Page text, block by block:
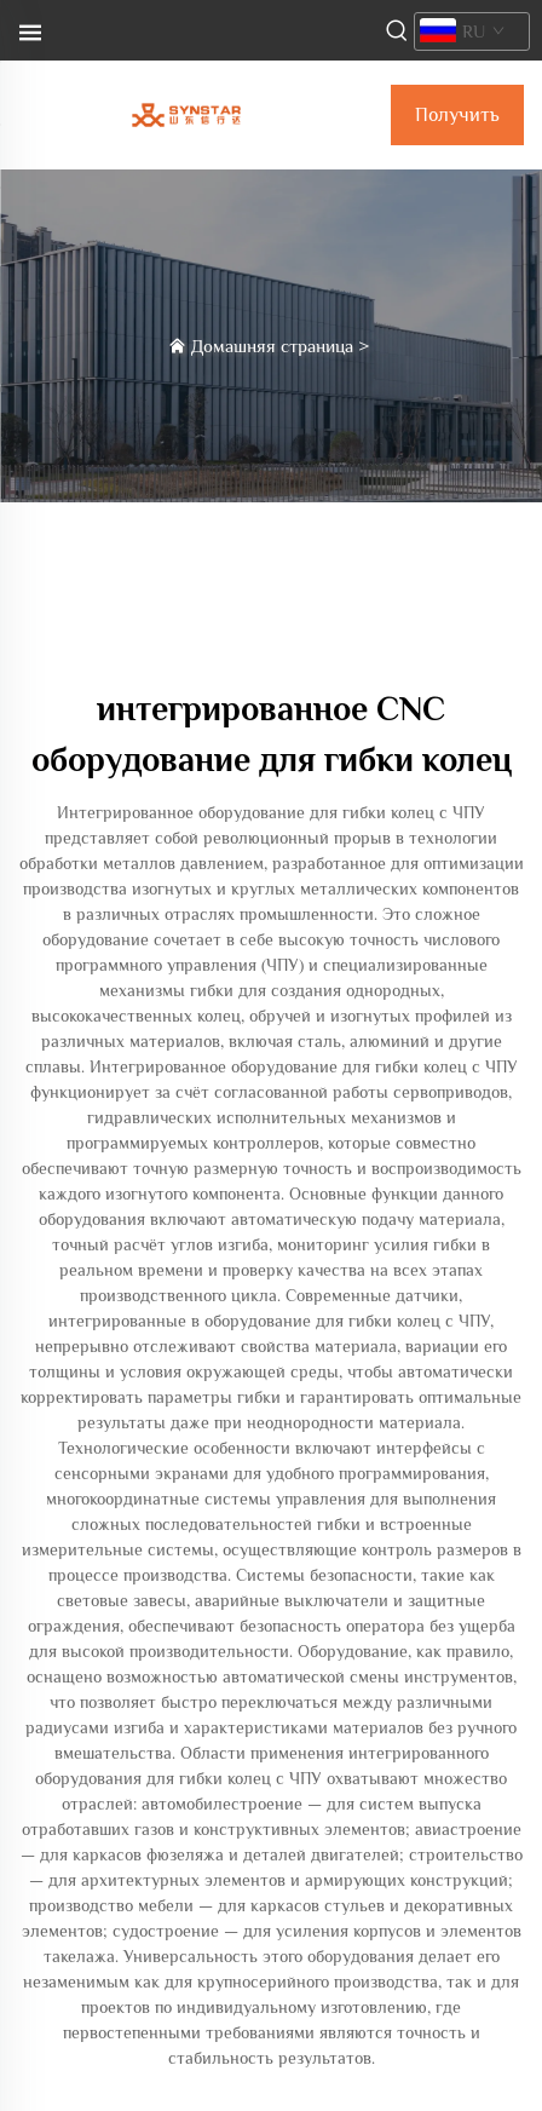
Получить
коммерческое
RU
Домашняя страница >
интегрированное CNC
оборудование для гибки колец
Интегрированное оборудование для гибки колец с ЧПУ
представляет собой революционный прорыв в технологии
обработки металлов давлением, разработанное для оптимизации
производства изогнутых и круглых металлических компонентов
в различных отраслях промышленности. Это сложное
оборудование сочетает в себе высокую точность числового
программного управления (ЧПУ) и специализированные
механизмы гибки для создания однородных,
высококачественных колец, обручей и изогнутых профилей из
различных материалов, включая сталь, алюминий и другие
сплавы. Интегрированное оборудование для гибки колец с ЧПУ
функционирует за счёт согласованной работы сервоприводов,
гидравлических исполнительных механизмов и
программируемых контроллеров, которые совместно
обеспечивают точную размерную точность и воспроизводимость
каждого изогнутого компонента. Основные функции данного
оборудования включают автоматическую подачу материала,
точный расчёт углов изгиба, мониторинг усилия гибки в
реальном времени и проверку качества на всех этапах
производственного цикла. Современные датчики,
интегрированные в оборудование для гибки колец с ЧПУ,
непрерывно отслеживают свойства материала, вариации его
толщины и условия окружающей среды, чтобы автоматически
корректировать параметры гибки и гарантировать оптимальные
результаты даже при неоднородности материала.
Технологические особенности включают интерфейсы с
сенсорными экранами для удобного программирования,
многокоординатные системы управления для выполнения
сложных последовательностей гибки и встроенные
измерительные системы, осуществляющие контроль размеров в
процессе производства. Системы безопасности, такие как
световые завесы, аварийные выключатели и защитные
ограждения, обеспечивают безопасность оператора без ущерба
для высокой производительности. Оборудование, как правило,
оснащено возможностью автоматической смены инструментов,
что позволяет быстро переключаться между различными
радиусами изгиба и характеристиками материалов без ручного
вмешательства. Области применения интегрированного
оборудования для гибки колец с ЧПУ охватывают множество
отраслей: автомобилестроение — для систем выпуска
отработавших газов и конструктивных элементов; авиастроение
— для каркасов фюзеляжа и деталей двигателей; строительство
— для архитектурных элементов и армирующих конструкций;
производство мебели — для каркасов стульев и декоративных
элементов; судостроение — для усиления корпусов и элементов
такелажа. Универсальность этого оборудования делает его
незаменимым как для крупносерийного производства, так и для
проектов по индивидуальному изготовлению, где
первостепенными требованиями являются точность и
стабильность результатов.